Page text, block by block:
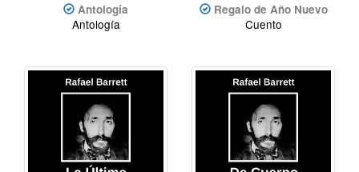
Antología
Antología
Regalo de Año Nuevo
Cuento